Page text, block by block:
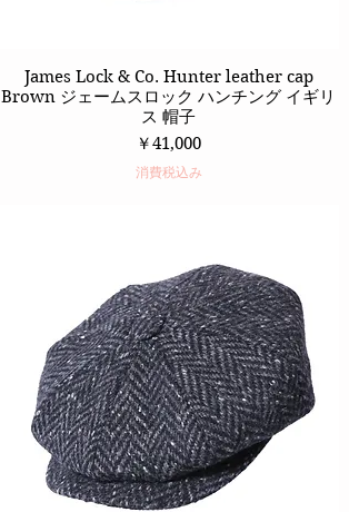
クイックビュー
James Lock & Co. Hunter leather cap
Brown ジェームスロック ハンチング イギリ
ス 帽子
価格
￥41,000
消費税込み